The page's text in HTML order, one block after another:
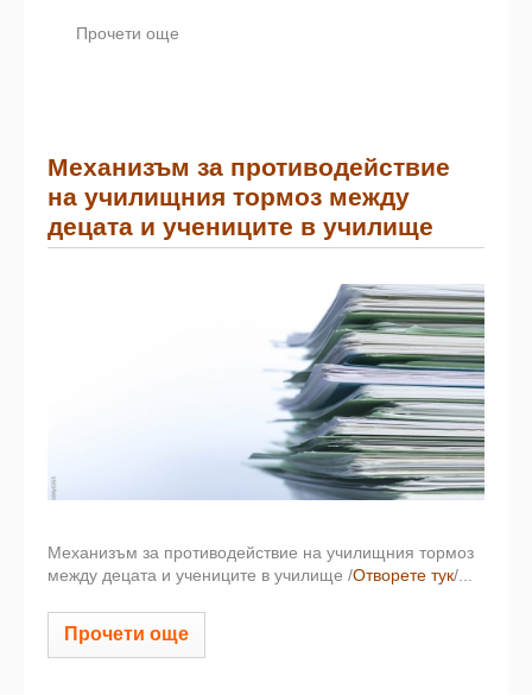
Прочети още
Механизъм за противодействие
на училищния тормоз между
децата и учениците в училище
Механизъм за противодействие на училищния тормоз
между децата и учениците в училище /Отворете тук/...
Прочети още